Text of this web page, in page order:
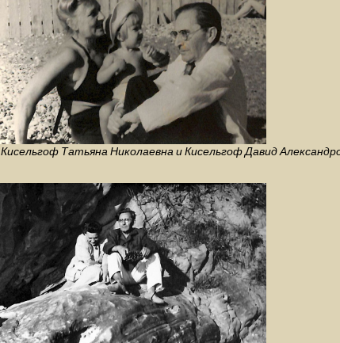
Кисельгоф Татьяна Николаевна и Кисельгоф Давид